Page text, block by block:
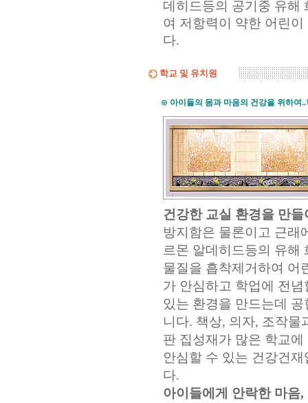
데히드등의 공기중 유해
여 저항력이 약한 어린
다.
학교 및 유치원
⊙ 아이들의 몸과 마음의 건강을 위하여
건강한 교실 환경을 만
방지함은 물론이고 근래
르몬 알데히드등의 유해
물질을 흡착제거하여 어
가 안심하고 학업에 전념
있는 환경을 만드는데 공
니다. 책상, 의자, 조작물
판 집성재가 많은 학교에
안심할 수 있는 건강건재
다.
아이들에게 안락한 마음,